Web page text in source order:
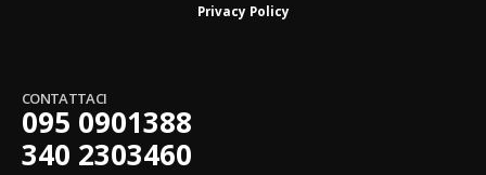
Privacy Policy
CONTATTACI
095 0901388
340 2303460